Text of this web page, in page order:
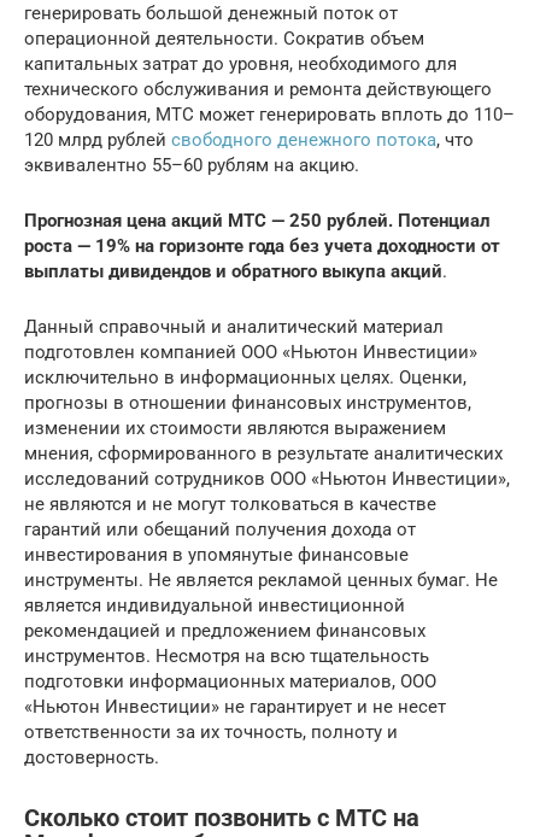
генерировать большой денежный поток от
операционной деятельности. Сократив объем
капитальных затрат до уровня, необходимого для
технического обслуживания и ремонта действующего
оборудования, МТС может генерировать вплоть до 110–
120 млрд рублей свободного денежного потока, что
эквивалентно 55–60 рублям на акцию.
Прогнозная цена акций МТС — 250 рублей. Потенциал
роста — 19% на горизонте года без учета доходности от
выплаты дивидендов и обратного выкупа акций.
Данный справочный и аналитический материал
подготовлен компанией ООО «Ньютон Инвестиции»
исключительно в информационных целях. Оценки,
прогнозы в отношении финансовых инструментов,
изменении их стоимости являются выражением
мнения, сформированного в результате аналитических
исследований сотрудников ООО «Ньютон Инвестиции»,
не являются и не могут толковаться в качестве
гарантий или обещаний получения дохода от
инвестирования в упомянутые финансовые
инструменты. Не является рекламой ценных бумаг. Не
является индивидуальной инвестиционной
рекомендацией и предложением финансовых
инструментов. Несмотря на всю тщательность
подготовки информационных материалов, ООО
«Ньютон Инвестиции» не гарантирует и не несет
ответственности за их точность, полноту и
достоверность.
Сколько стоит позвонить с МТС на